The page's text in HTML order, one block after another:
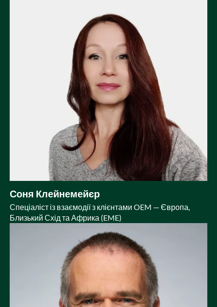
Соня Клейнемейєр
Спеціаліст із взаємодії з клієнтами OEM — Європа,
Близький Схід та Африка (EME)